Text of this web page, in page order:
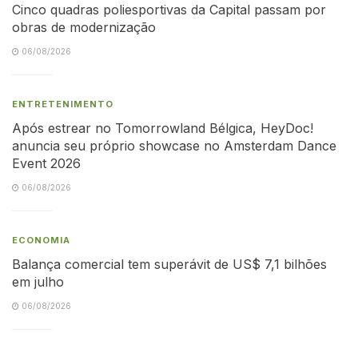
Cinco quadras poliesportivas da Capital passam por
obras de modernização
06/08/2026
ENTRETENIMENTO
Após estrear no Tomorrowland Bélgica, HeyDoc!
anuncia seu próprio showcase no Amsterdam Dance
Event 2026
06/08/2026
ECONOMIA
Balança comercial tem superávit de US$ 7,1 bilhões
em julho
06/08/2026